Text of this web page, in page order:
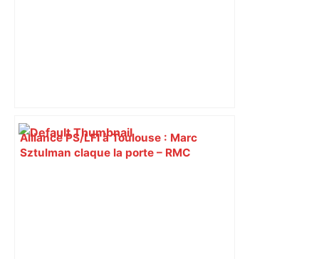
Alliance PS/LFI à Toulouse : Marc
Sztulman claque la porte – RMC